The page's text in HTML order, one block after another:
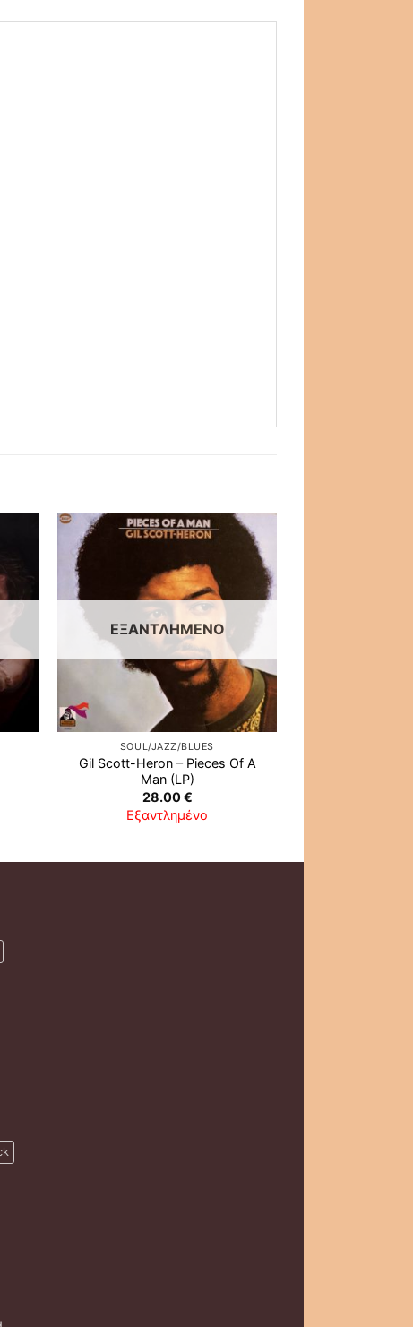
Προσθήκη
επιθυμιών
ΕΞΑΝΤΛΗΜΈΝΟ
SOUL/JAZZ/BLUES
Gil Scott-Heron ‎– Pieces Of A
Man (LP)
28.00€
Εξαντλημένο